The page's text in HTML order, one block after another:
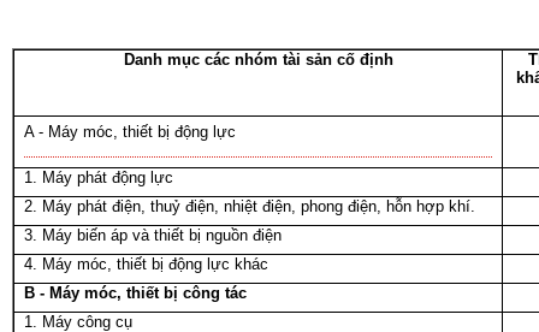
Danh mục các nhóm tài sản cố định
A - Máy móc, thiết bị động lực
1. Máy phát động lực
2. Máy phát điện, thuỷ điện, nhiệt điện, phong điện, hỗn hợp khí.
3. Máy biến áp và thiết bị nguồn điện
4. Máy móc, thiết bị động lực khác
B - Máy móc, thiết bị công tác
1. Máy công cụ